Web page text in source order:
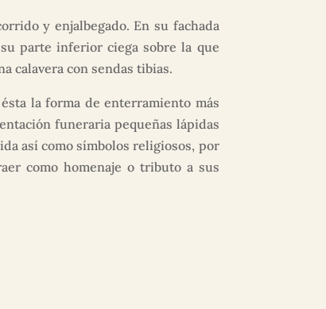
y enjalbegado. En su fachada
parte inferior ciega sobre la que
calavera con sendas tibias.
la forma de enterramiento más
funeraria pequeñas lápidas
así como símbolos religiosos, por
como homenaje o tributo a sus